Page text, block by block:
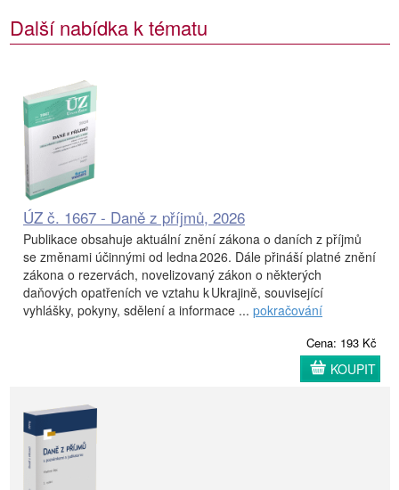
Další nabídka k tématu
ÚZ č. 1667 - Daně z příjmů, 2026
Publikace obsahuje aktuální znění zákona o daních z příjmů
se změnami účinnými od ledna 2026. Dále přináší platné znění
zákona o rezervách, novelizovaný zákon o některých
daňových opatřeních ve vztahu k Ukrajině, související
vyhlášky, pokyny, sdělení a informace ... pokračování
Cena: 193 Kč
KOUPIT